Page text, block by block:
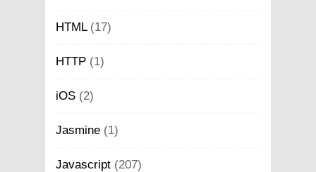
HTML(17)
HTTP (1)
iOS (2)
Jasmine (1)
Javascript (207)